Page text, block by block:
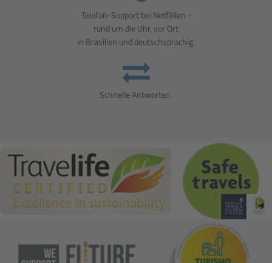
Telefon-Support bei Notfällen -
rund um die Uhr, vor Ort
in Brasilien und deutschsprachig.
Schnelle Antworten.